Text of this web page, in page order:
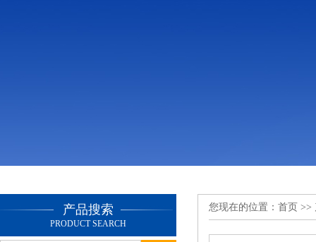
产品搜索
PRODUCT SEARCH
您现在的位置： 首页 >>